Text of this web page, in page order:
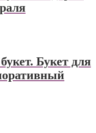
Букет для